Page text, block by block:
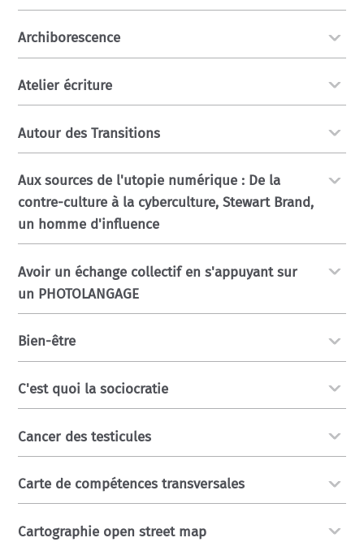
Archiborescence
Atelier écriture
Autour des Transitions
Aux sources de l'utopie numérique : De la
contre-culture à la cyberculture, Stewart Brand,
un homme d'influence
Avoir un échange collectif en s'appuyant sur
un PHOTOLANGAGE
Bien-être
C'est quoi la sociocratie
Cancer des testicules
Carte de compétences transversales
Cartographie open street map